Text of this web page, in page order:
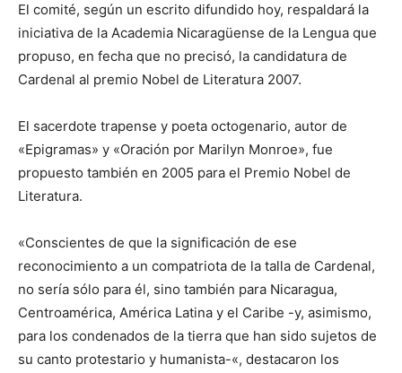
El comité, según un escrito difundido hoy, respaldará la
iniciativa de la Academia Nicaragüense de la Lengua que
propuso, en fecha que no precisó, la candidatura de
Cardenal al premio Nobel de Literatura 2007.
El sacerdote trapense y poeta octogenario, autor de
«Epigramas» y «Oración por Marilyn Monroe», fue
propuesto también en 2005 para el Premio Nobel de
Literatura.
«Conscientes de que la significación de ese
reconocimiento a un compatriota de la talla de Cardenal,
no sería sólo para él, sino también para Nicaragua,
Centroamérica, América Latina y el Caribe -y, asimismo,
para los condenados de la tierra que han sido sujetos de
su canto protestario y humanista-«, destacaron los